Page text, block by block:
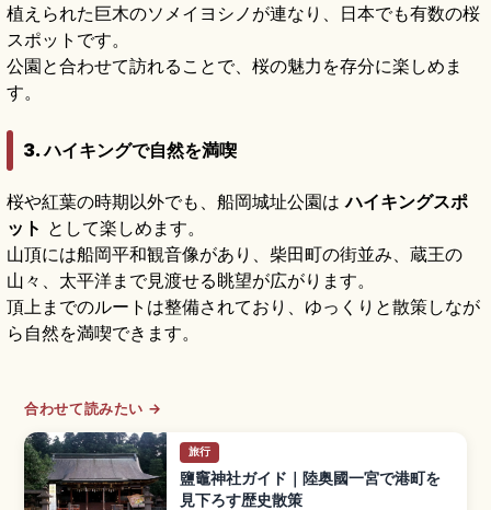
植えられた巨木のソメイヨシノが連なり、日本でも有数の桜
スポットです。
公園と合わせて訪れることで、桜の魅力を存分に楽しめま
す。
3. ハイキングで自然を満喫
桜や紅葉の時期以外でも、船岡城址公園はハイキングスポ
ット として楽しめます。
山頂には船岡平和観音像があり、柴田町の街並み、蔵王の
山々、太平洋まで見渡せる眺望が広がります。
頂上までのルートは整備されており、ゆっくりと散策しなが
ら自然を満喫できます。
合わせて読みたい →
旅行
鹽竈神社ガイド｜陸奥國一宮で港町を
見下ろす歴史散策